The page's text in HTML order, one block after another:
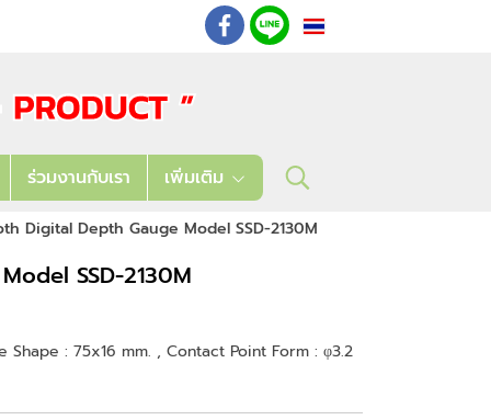
TH
ร่วมงานกับเรา เพิ่มเติม
Digital Depth Gauge Model SSD-2130M
SSD-2130M
Shape : 75x16 mm. , Contact Point Form : φ3.2